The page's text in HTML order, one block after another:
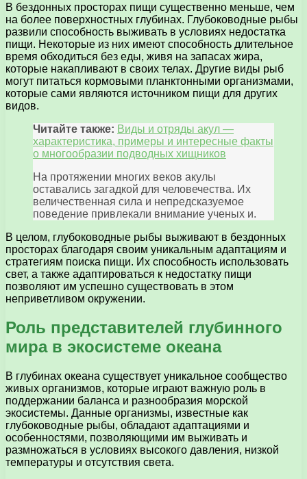
В бездонных просторах пищи существенно меньше, чем
на более поверхностных глубинах. Глубоководные рыбы
развили способность выживать в условиях недостатка
пищи. Некоторые из них имеют способность длительное
время обходиться без еды, живя на запасах жира,
которые накапливают в своих телах. Другие виды рыб
могут питаться кормовыми планктонными организмами,
которые сами являются источником пищи для других
видов.
Читайте также: Виды и отряды акул —
характеристика, примеры и интересные факты
о многообразии подводных хищников
На протяжении многих веков акулы
оставались загадкой для человечества. Их
величественная сила и непредсказуемое
поведение привлекали внимание ученых и.
В целом, глубоководные рыбы выживают в бездонных
просторах благодаря своим уникальным адаптациям и
стратегиям поиска пищи. Их способность использовать
свет, а также адаптироваться к недостатку пищи
позволяют им успешно существовать в этом
неприветливом окружении.
Роль представителей глубинного
мира в экосистеме океана
В глубинах океана существует уникальное сообщество
живых организмов, которые играют важную роль в
поддержании баланса и разнообразия морской
экосистемы. Данные организмы, известные как
глубоководные рыбы, обладают адаптациями и
особенностями, позволяющими им выживать и
размножаться в условиях высокого давления, низкой
температуры и отсутствия света.